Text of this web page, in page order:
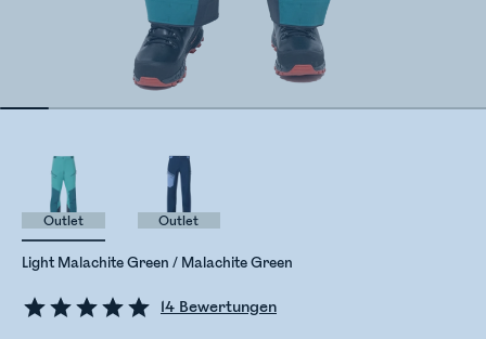
14 Bewertungen
Light Malachite Green / Malachite Green
Outlet Outlet